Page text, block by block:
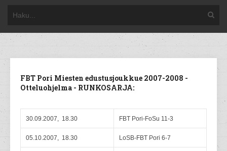
FBT Pori Miesten edustusjoukkue 2007-2008 -
Otteluohjelma - RUNKOSARJA:
30.09.2007, 18.30 FBT Pori-FoSu 11-3
05.10.2007, 18.30 LoSB-FBT Pori 6-7